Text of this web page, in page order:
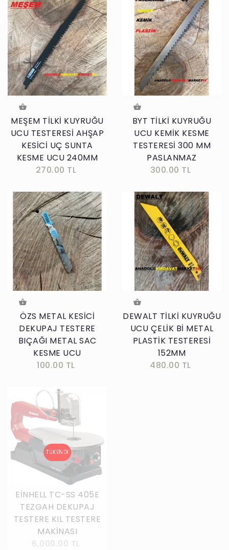
MEŞEM TİLKİ KUYRUĞU
UCU TESTERESİ AHŞAP
KESİCİ UÇ SUNTA
KESME UCU 240MM
270.00 TL
BYT TİLKİ KUYRUĞU
UCU KEMİK KESME
TESTERESİ 300 MM
PASLANMAZ
300.00 TL
ÖZS METAL KESİCİ
DEKUPAJ TESTERE
BIÇAĞI METAL SAC
KESME UCU
100.00 TL
DEWALT TİLKİ KUYRUĞU
UCU ÇELİK Bİ METAL
PLASTİK TESTERESİ
152MM
480.00 TL
EİNHELL TC-SS 405E
TEZGAH DEKUPAJ
TESTERE KIL TESTERE
MAKİNASI
6,000.00 TL